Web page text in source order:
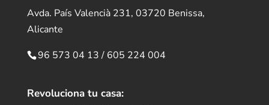
Avda. País Valencià 231, 03720 Benissa,
Alicante
96 573 04 13/ 605 224 004
Revoluciona tu casa: